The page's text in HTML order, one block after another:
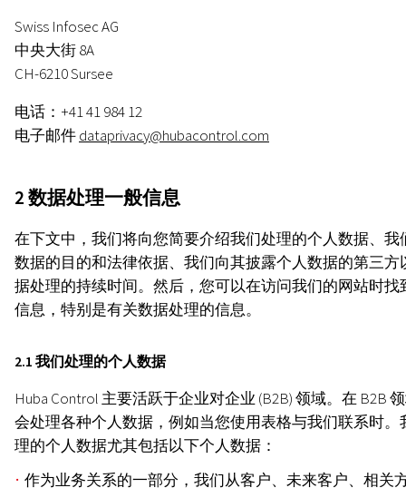
Swiss Infosec AG
中央大街 8A
CH-6210 Sursee
电话：+41 41 984 12
电子邮件dataprivacy@hubacontrol.com
2 数据处理一般信息
在下文中，我们将向您简要介绍我们处理的个人数据、我
数据的目的和法律依据、我们向其披露个人数据的第三方
据处理的持续时间。然后，您可以在访问我们的网站时找
信息，特别是有关数据处理的信息。
2.1 我们处理的个人数据
Huba Control 主要活跃于企业对企业 (B2B) 领域。在 B2B
会处理各种个人数据，例如当您使用表格与我们联系时。
理的个人数据尤其包括以下个人数据：
作为业务关系的一部分，我们从客户、未来客户、相关